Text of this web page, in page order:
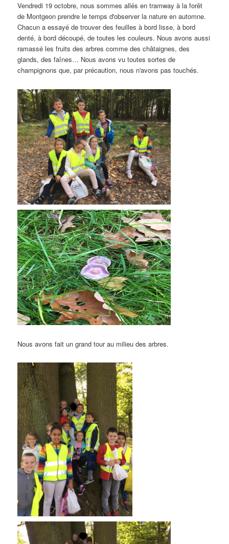
Vendredi 19 octobre, nous sommes allés en tramway à la forêt
de Montgeon prendre le temps d'observer la nature en automne.
Chacun a essayé de trouver des feuilles à bord lisse, à bord
denté, à bord découpé, de toutes les couleurs. Nous avons aussi
ramassé les fruits des arbres comme des châtaignes, des
glands, des faînes… Nous avons vu toutes sortes de
champignons que, par précaution, nous n'avons pas touchés.
Nous avons fait un grand tour au milieu des arbres.